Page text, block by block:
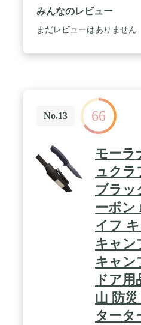
リオの地から名付けられま
ルラミネートカーボンス
birch, シース素材：レザー(
シース重量60g、生産国：
は法令により禁止されて
はこの商品を購入しないよ
年6月末よりヘレのロゴ入
りました。ご了承ください。
この商品を購入しないよう
みんなのレビュー
まだレビューはありません
No.13 66
モーラ
ュクラ
ブラッ
ーボン
イフ
キャン
キャン
ドア
山 防
タータ